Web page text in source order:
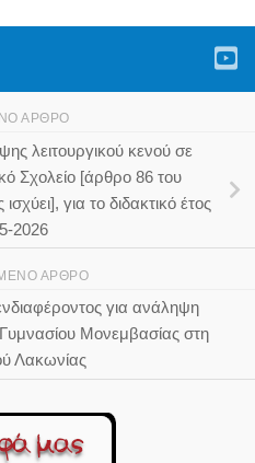
ΆΡΘΡΟ
λειτουργικού κενού σε
Σχολείο [άρθρο 86 του
για το διδακτικό έτος
2026
ΆΡΘΡΟ
για ανάληψη
Γυμνασίου Μονεμβασίας στη
Λακωνίας